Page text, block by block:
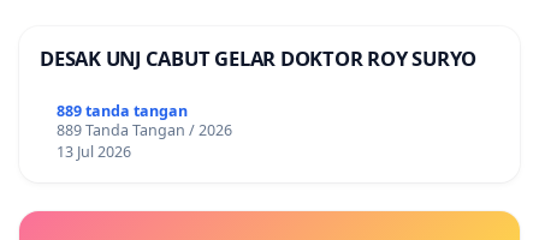
DESAK UNJ CABUT GELAR DOKTOR ROY SURYO
889 tanda tangan
889 Tanda Tangan / 2026
13 Jul 2026